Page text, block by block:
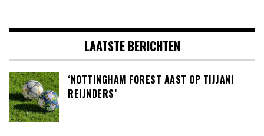
LAATSTE BERICHTEN
‘NOTTINGHAM FOREST AAST OP TIJJANI
REIJNDERS’